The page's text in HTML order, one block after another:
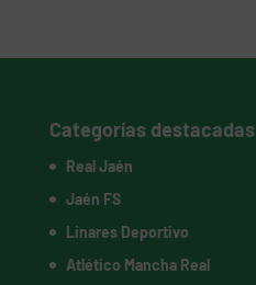
Categorías destacadas
Real Jaén
Jaén FS
Linares Deportivo
Atlético Mancha Real